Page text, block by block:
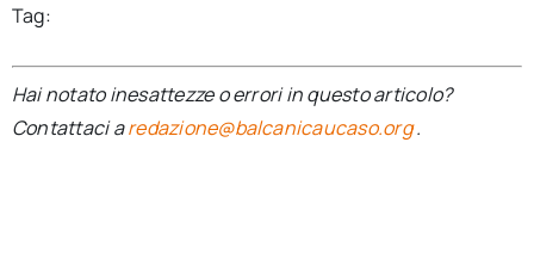
Tag:
Hai notato inesattezze o errori in questo articolo?
Contattaci aredazione@balcanicaucaso.org.